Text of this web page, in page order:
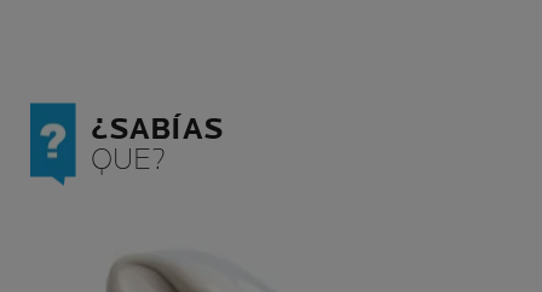
¿SABÍAS
QUE?